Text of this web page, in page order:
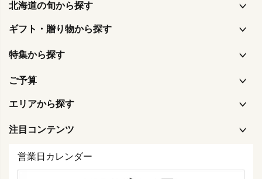
北海道の旬から探す
ギフト・贈り物から探す
特集から探す
ご予算
エリアから探す
注目コンテンツ
営業日カレンダー